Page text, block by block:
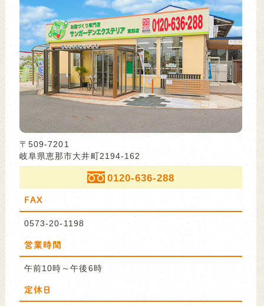
〒509-7201
岐阜県恵那市大井町2194-162
0120-636-288
FAX
0573-20-1198
営業時間
午前10時～午後6時
定休日